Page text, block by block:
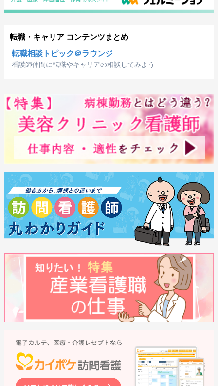
転職・キャリア コンテンツまとめ
転職相談トピック＠ラウンジ
看護師仲間に転職やキャリアの相談してみよう